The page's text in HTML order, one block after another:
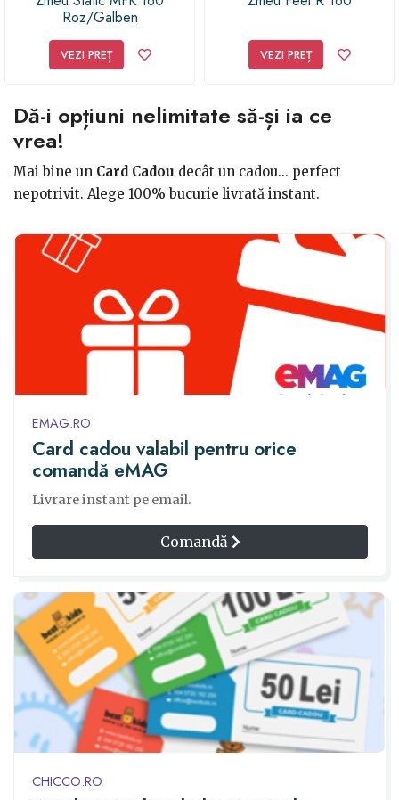
Roz/Galben
VEZI PREȚ VEZI PREȚ
Dă-i opțiuni nelimitate să-și ia ce
vrea!
Mai bine un Card Cadou decât un cadou... perfect
nepotrivit. Alege 100% bucurie livrată instant.
EMAG.RO
Card cadou valabil pentru orice
comandă eMAG
Livrare instant pe email.
Comandă
CHICCO.RO